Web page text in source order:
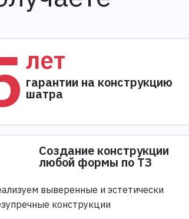
лет
гарантии на конструкцию
шатра
Создание конструкции
любой формы по ТЗ
выверенные и эстетически
конструкции